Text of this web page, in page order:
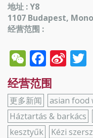
地址 : Y8
1107 Budapest,
经营范围 :
WeChat
Sina
经营范围
更多新闻 asian food
Háztartás & barkács
kesztyűk
Kézi